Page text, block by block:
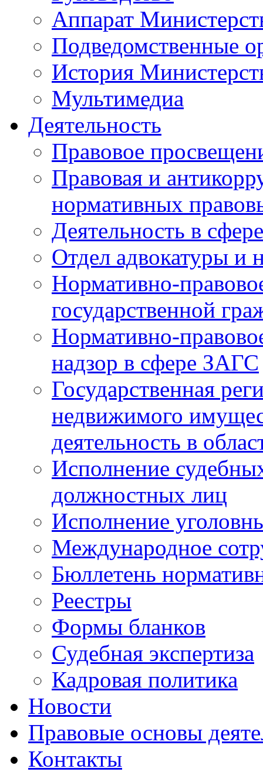
Аппарат
Подведомственные
История
Мультимедиа
Деятельность
Правовое
Правовая и
нормативных
Деятельность в
Отдел адвокатуры и
Нормативно-
государственной
Нормативно-
надзор в сфере ЗАГС
Государственная
недвижимого
деятельность в
Исполнение
должностных лиц
Исполнение
Международное
Бюллетень
Реестры
Формы бланков
Судебная экспертиза
Кадровая политика
Новости
Правовые основы
Контакты